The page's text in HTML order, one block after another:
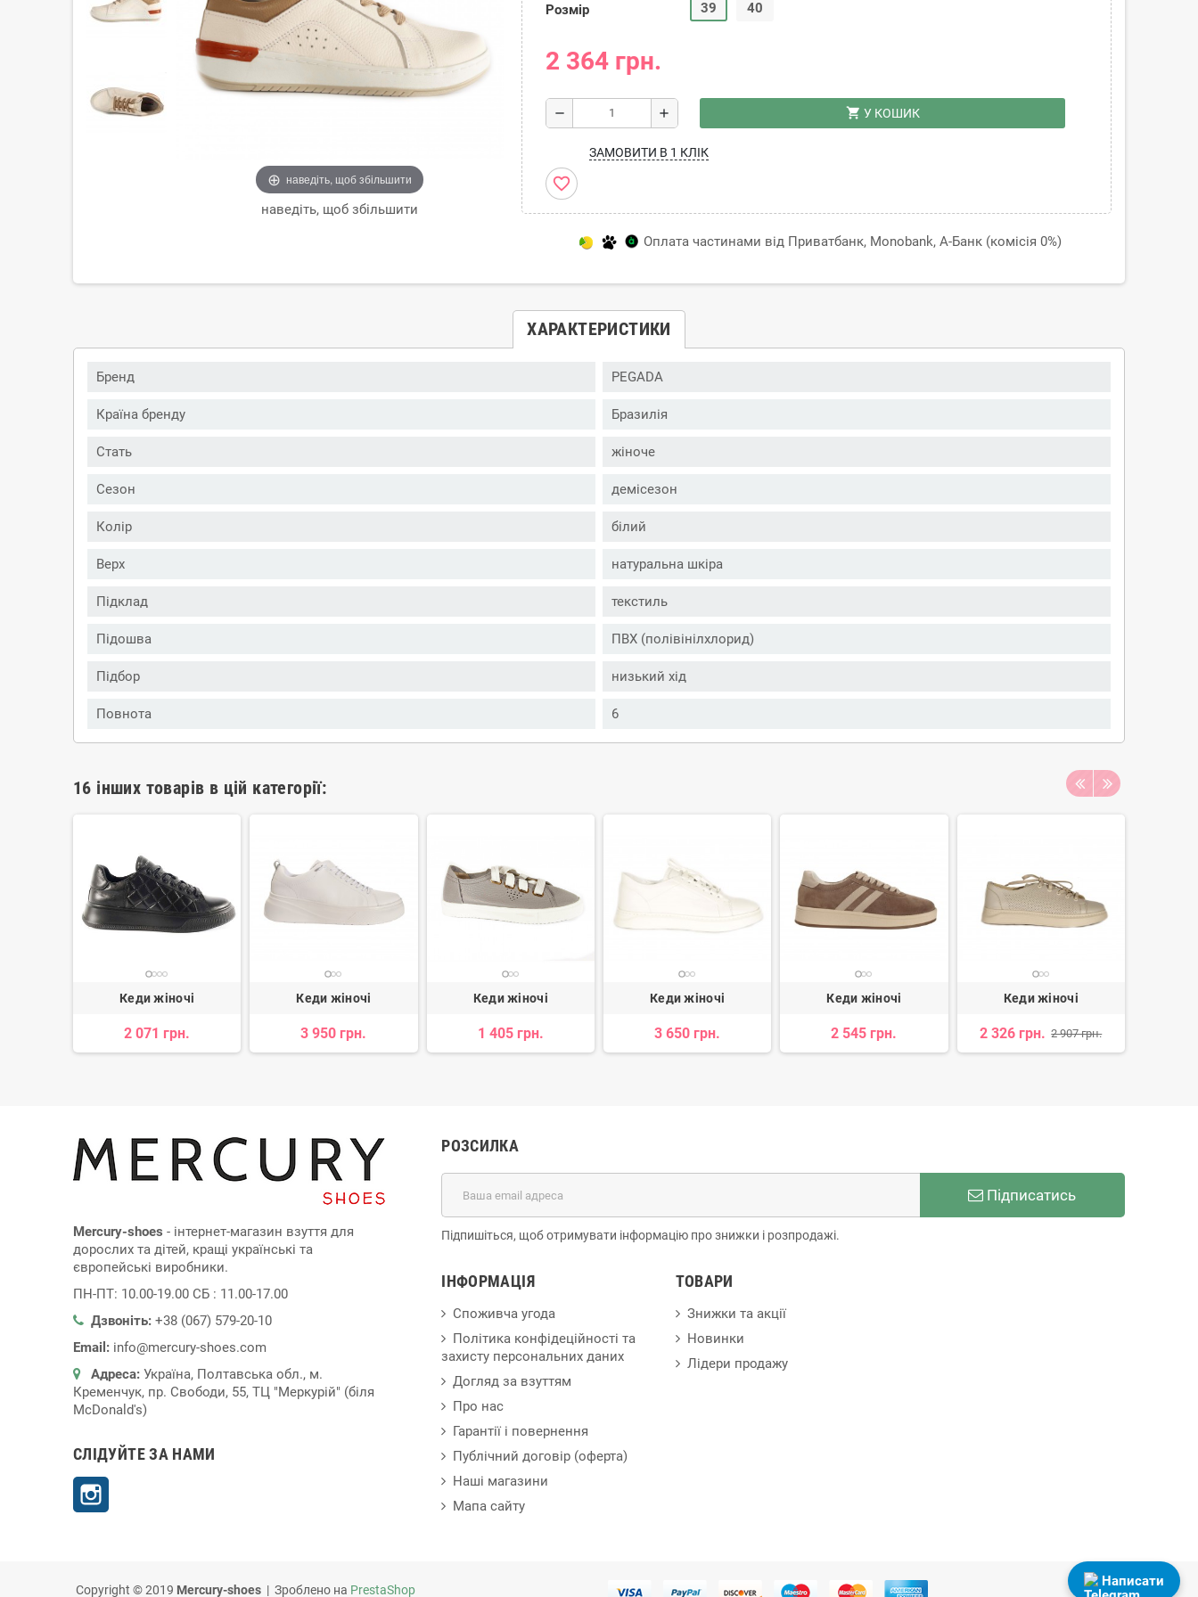
наведіть, щоб збільшити
наведіть, щоб збільшити
Розмір 39 40
2 364 грн.
remove add shopping_cart У КОШИК
ЗАМОВИТИ В 1 КЛІК
favorite_border
Оплата частинами від Приватбанк, Monobank, А-Банк (комісія 0%)
ХАРАКТЕРИСТИКИ
Бренд PEGADA
Країна бренду Бразилія
Стать жіноче
Сезон демісезон
Колір білий
Верх натуральна шкіра
Підклад текстиль
Підошва ПВХ (полівінілхлорид)
Підбор низький хід
Повнота 6
16 інших товарів в цій категорії:
Кеди жіночі
2 071 грн.
Кеди жіночі
3 950 грн.
Кеди жіночі
1 405 грн.
Кеди жіночі
3 650 грн.
Кеди жіночі
2 545 грн.
Кеди жіночі
2 326 грн. 2 907 грн.
Mercury-shoes - інтернет-магазин взуття для
дорослих та дітей, кращі українські та
європейські виробники.
ПН-ПТ: 10.00-19.00 СБ : 11.00-17.00
Дзвоніть: +38 (067) 579-20-10
Email: info@mercury-shoes.com
Адреса: Україна, Полтавська обл., м.
Кременчук, пр. Свободи, 55, ТЦ "Меркурій" (біля
McDonald's)
СЛІДУЙТЕ ЗА НАМИ
РОЗСИЛКА
Підписатись
Підпишіться, щоб отримувати інформацію про знижки і розпродажі.
ІНФОРМАЦІЯ
Споживча угода
Політика конфідеційності та
захисту персональних даних
Догляд за взуттям
Про нас
Гарантії і повернення
Публічний договір (оферта)
Наші магазини
Мапа сайту
ТОВАРИ
Знижки та акції
Новинки
Лідери продажу
Copyright © 2019 Mercury-shoes | Зроблено на PrestaShop
Написати